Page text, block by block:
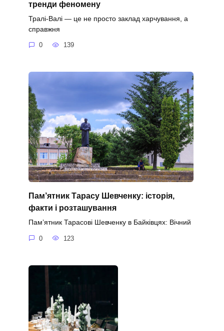
тренди феномену
Тралі-Валі — це не просто заклад харчування, а
справжня
0 139
Пам’ятник Тарасу Шевченку: історія,
факти і розташування
Пам’ятник Тарасові Шевченку в Байківцях: Вічний
0 123